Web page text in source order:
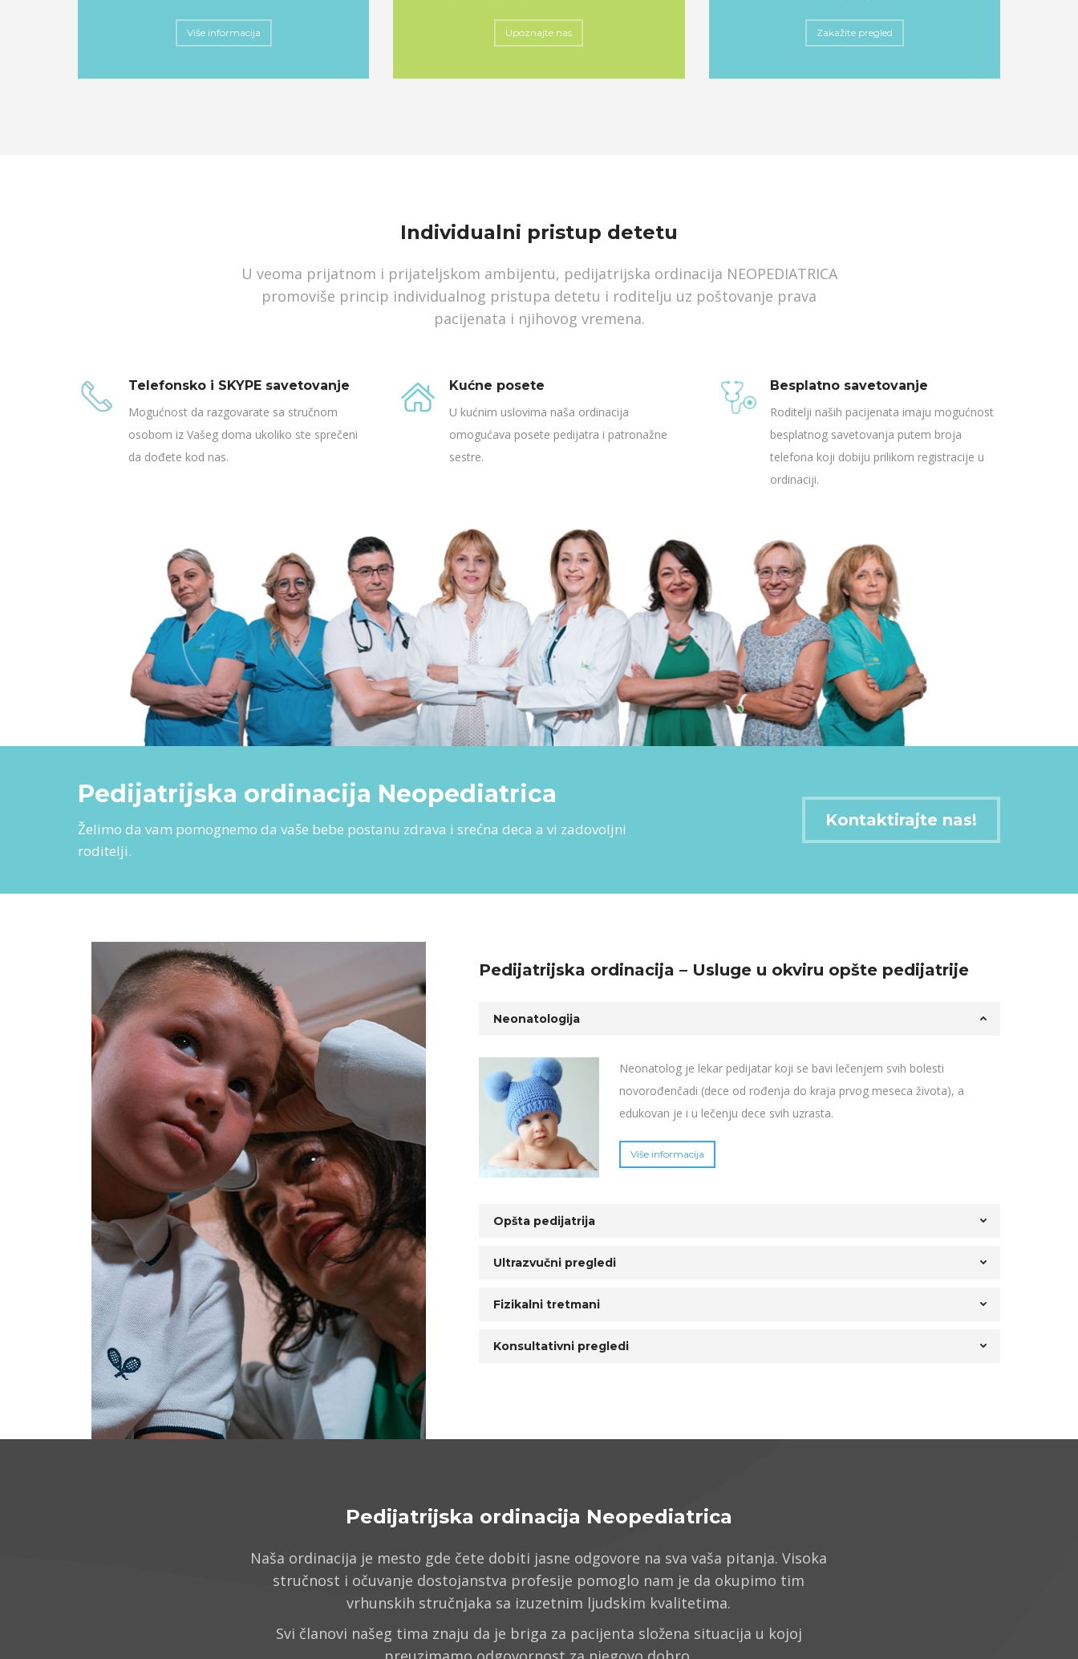
Više informacija Upoznajte nas Zakažite pregled
Individualni pristup detetu
U veoma prijatnom i prijateljskom ambijentu, pedijatrijska ordinacija NEOPEDIATRICA
promoviše princip individualnog pristupa detetu i roditelju uz poštovanje prava
pacijenata i njihovog vremena.
Telefonsko i SKYPE savetovanje
Mogućnost da razgovarate sa stručnom
osobom iz Vašeg doma ukoliko ste sprečeni
da dođete kod nas.
Kućne posete
U kućnim uslovima naša ordinacija
omogućava posete pedijatra i patronažne
sestre.
Besplatno savetovanje
Roditelji naših pacijenata imaju mogućnost
besplatnog savetovanja putem broja
telefona koji dobiju prilikom registracije u
ordinaciji.
Pedijatrijska ordinacija Neopediatrica
Želimo da vam pomognemo da vaše bebe postanu zdrava i srećna deca a vi zadovoljni
roditelji.
Kontaktirajte nas!
Pedijatrijska ordinacija – Usluge u okviru opšte pedijatrije
Neonatologija
Neonatolog je lekar pedijatar koji se bavi lečenjem svih bolesti
novorođenčadi (dece od rođenja do kraja prvog meseca života), a
edukovan je i u lečenju dece svih uzrasta.
Više informacija
Opšta pedijatrija
Ultrazvučni pregledi
Fizikalni tretmani
Konsultativni pregledi
Pedijatrijska ordinacija Neopediatrica
Naša ordinacija je mesto gde čete dobiti jasne odgovore na sva vaša pitanja. Visoka
stručnost i očuvanje dostojanstva profesije pomoglo nam je da okupimo tim
vrhunskih stručnjaka sa izuzetnim ljudskim kvalitetima.
Svi članovi našeg tima znaju da je briga za pacijenta složena situacija u kojoj